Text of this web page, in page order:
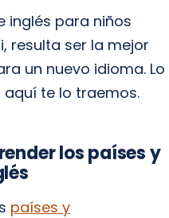
inglés para niños
resulta ser la mejor
un nuevo idioma. Lo
te lo traemos.
los países y
países y